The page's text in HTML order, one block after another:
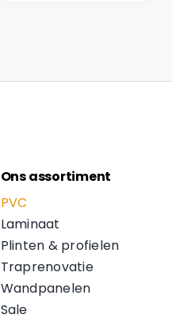
Ons assortiment
PVC
Laminaat
Plinten & profielen
Traprenovatie
Wandpanelen
Sale